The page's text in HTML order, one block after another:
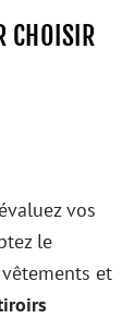
CHOISIR
vos
le
et